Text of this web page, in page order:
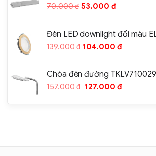
70.000đ 53.000 đ
Đèn LED downlight đổi màu
139.000đ 104.000 đ
Chóa đèn đường TKLV710029
157.000đ 127.000 đ